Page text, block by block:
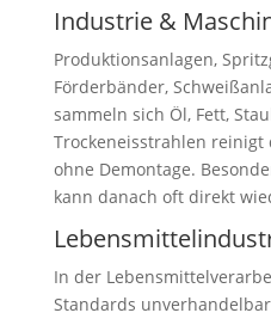
Industrie &
Produktionsanlagen,
Förderbänder,
sammeln sich Öl, Fett,
Trockeneisstrahlen reinigt
ohne Demontage.
kann danach oft direkt
In der
Standards